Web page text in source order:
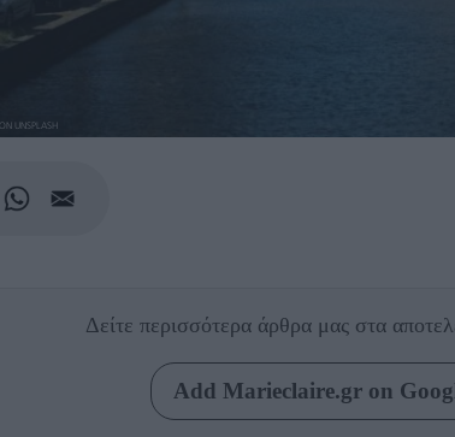
UNSPLASH
Δείτε περισσότερα άρθρα μας στα
Add Marieclaire.gr on